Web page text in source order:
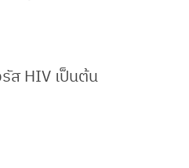
ส HIV เป็นต้น